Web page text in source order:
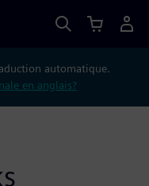
automatique.
en anglais?